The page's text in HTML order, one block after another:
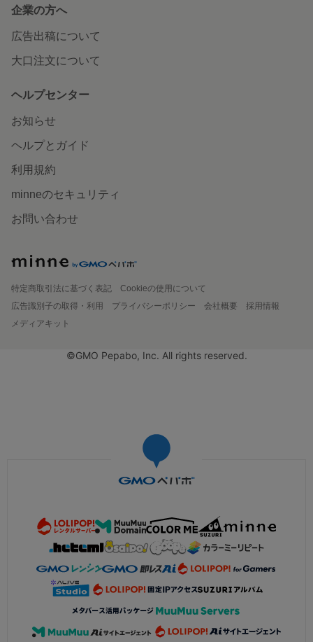
企業の方へ
広告出稿について
大口注文について
ヘルプセンター
お知らせ
ヘルプとガイド
利用規約
minneのセキュリティ
お問い合わせ
特定商取引法に基づく表記
Cookieの使用について
広告識別子の取得・利用
プライバシーポリシー 会社概要
採用情報
メディアキット
©GMO Pepabo, Inc. All rights reserved.